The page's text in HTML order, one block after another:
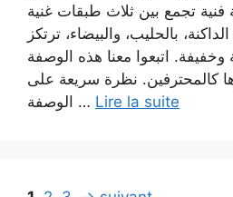
فنية تجمع بين ثلاث طبقات غنية
بالحليب، والبيضاء، ترتكز
اتبعوا معنا هذه الوصفة
كالمحترفين. نظرة سريعة على
الوصفة … Lire la suite